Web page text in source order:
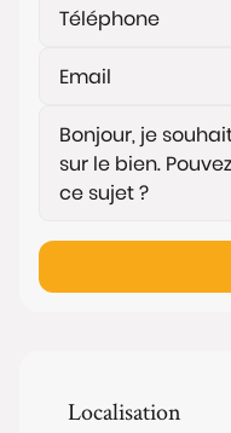
Localisation